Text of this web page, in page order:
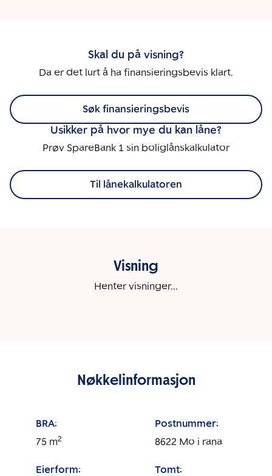
Skal du på visning?
Da er det lurt å ha finansieringsbevis klart.
Søk finansieringsbevis
Usikker på hvor mye du kan låne?
Prøv SpareBank 1 sin boliglånskalkulator
Til lånekalkulatoren
Visning
Henter visninger...
Nøkkelinformasjon
BRA:
75 m2
Postnummer:
8622 Mo i rana
Eierform:
Tomt: